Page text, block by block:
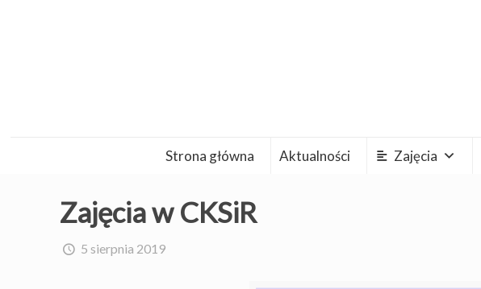
Strona główna Aktualności Zajęcia
Zajęcia w CKSiR
5 sierpnia 2019